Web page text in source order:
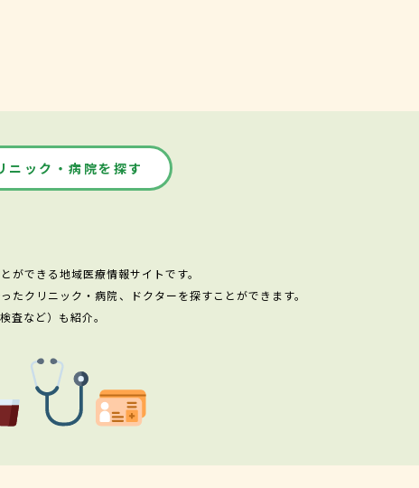
ニック・病院を探す
できる地域医療情報サイトです。
クリニック・病院、ドクターを探すことができます。
査など）も紹介。